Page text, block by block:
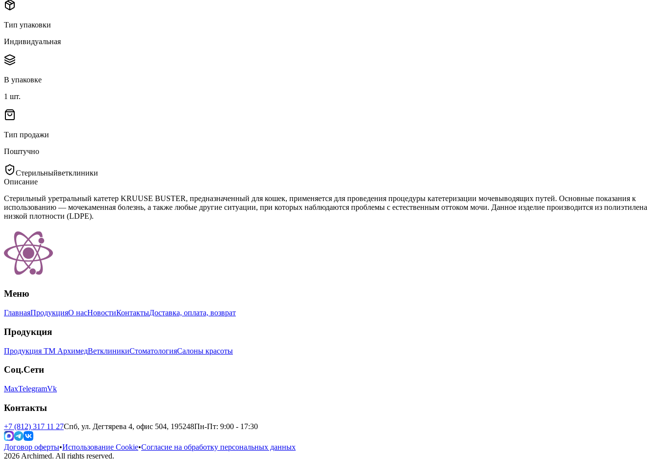
Тип упаковки
Индивидуальная
В упаковке
1 шт.
Тип продажи
Поштучно
Стерильныйветклиники
Описание
Стерильный уретральный катетер KRUUSE BUSTER, предназначенный для кошек, применяется для проведения процедуры катетеризации мочевыводящих путей. Основные показания к
использованию — мочекаменная болезнь, а также любые другие ситуации, при которых наблюдаются проблемы с естественным оттоком мочи. Данное изделие производится из полиэтилена
низкой плотности (LDPE).
Меню
ГлавнаяПродукцияО насНовостиКонтактыДоставка, оплата, возврат
Продукция
Продукция ТМ АрхимедВетклиникиСтоматологияСалоны красоты
Соц.Сети
MaxTelegramVk
Контакты
+7 (812) 317 11 27Спб, ул. Дегтярева 4, офис 504, 195248Пн-Пт: 9:00 - 17:30
Договор оферты•Использование Cookie•Согласие на обработку персональных данных
2026Archimed. All rights reserved.